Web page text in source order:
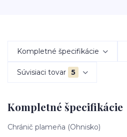
Kompletné špecifikácie
Súvisiaci tovar 5
Kompletné špecifikácie
Chránič plameňa (Ohnisko)